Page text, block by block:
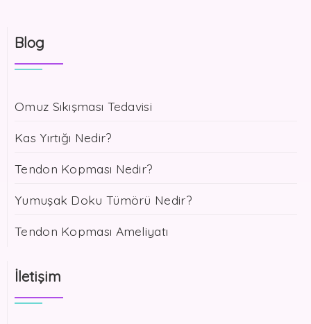
Blog
Omuz Sıkışması Tedavisi
Kas Yırtığı Nedir?
Tendon Kopması Nedir?
Yumuşak Doku Tümörü Nedir?
Tendon Kopması Ameliyatı
İletişim